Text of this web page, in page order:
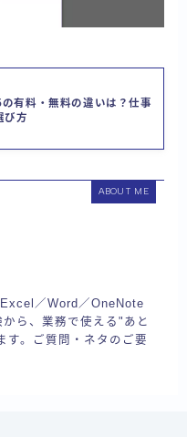
有料・無料の違いは？仕事
び方
ABOUT ME
／Word／OneNote
ら、業務で使える"あと
す。ご質問・ネタのご要